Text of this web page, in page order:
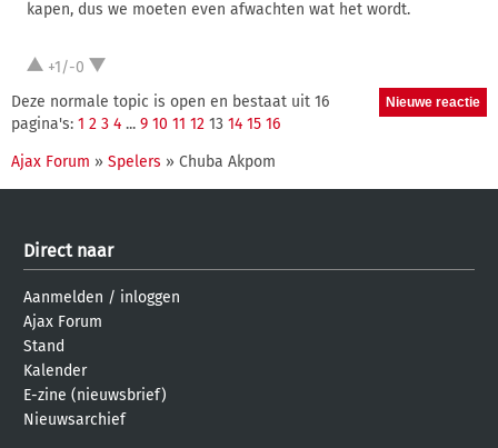
kapen, dus we moeten even afwachten wat het wordt.
+1/-0
Deze normale topic is open en bestaat uit 16
pagina's: 1 2 3 4 ... 9 10 11 12 13 14 15 16
Ajax Forum » Spelers » Chuba Akpom
Direct naar
Aanmelden / inloggen
Ajax Forum
Stand
Kalender
E-zine (nieuwsbrief)
Nieuwsarchief